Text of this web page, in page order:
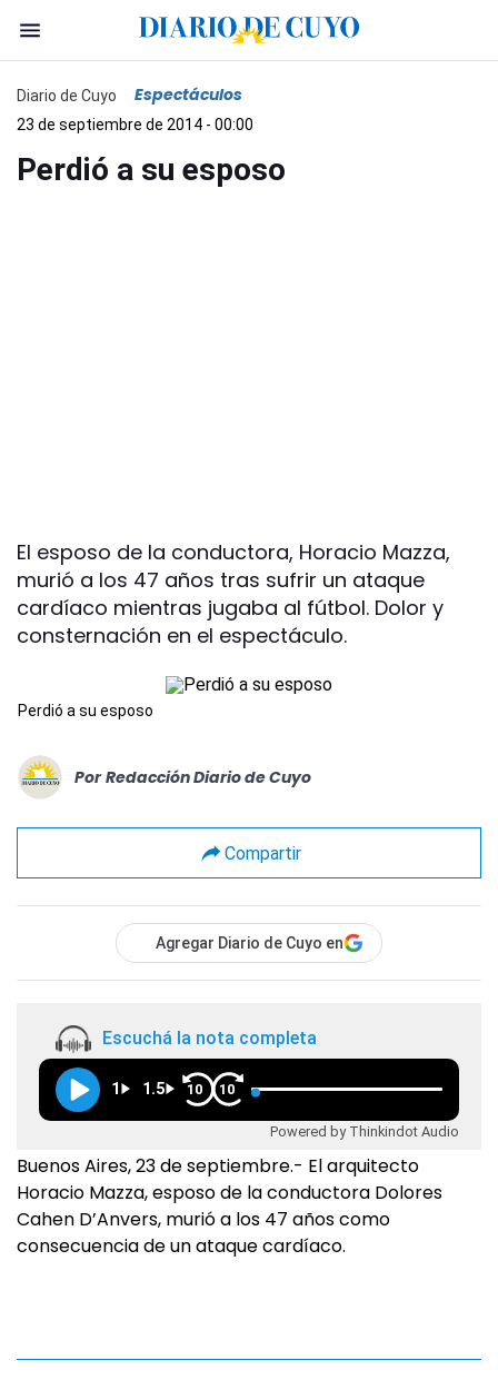
Diario de Cuyo Espectáculos
23 de septiembre de 2014 - 00:00
Perdió a su esposo
El esposo de la conductora, Horacio Mazza,
murió a los 47 años tras sufrir un ataque
cardíaco mientras jugaba al fútbol. Dolor y
consternación en el espectáculo.
Perdió a su esposo
Por Redacción Diario de Cuyo
Compartir
Agregar Diario de Cuyo en
Escuchá la nota completa
1 1.5 10 10
Powered by Thinkindot Audio
Buenos Aires, 23 de septiembre.- El arquitecto
Horacio Mazza, esposo de la conductora Dolores
Cahen D’Anvers, murió a los 47 años como
consecuencia de un ataque cardíaco.